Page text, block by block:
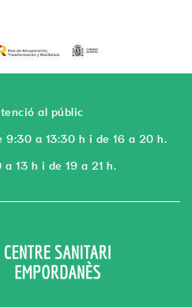
al públic
9:30 a 13:30 h i de 16 a 20 h.
13 h i de 19 a 21 h.